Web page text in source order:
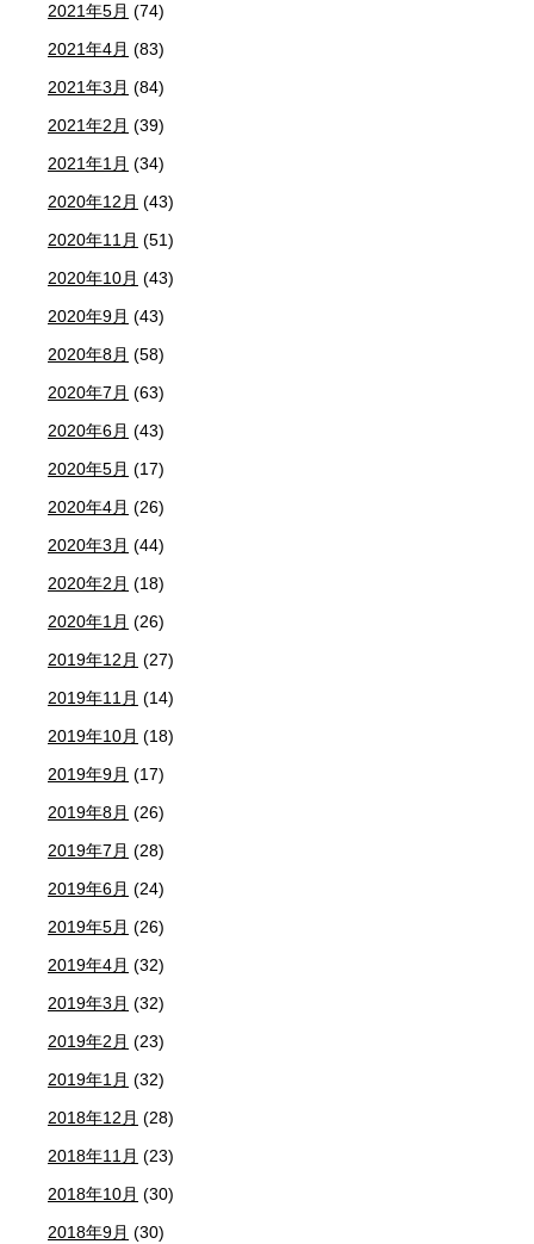
2021年5月 (74)
2021年4月 (83)
2021年3月 (84)
2021年2月 (39)
2021年1月 (34)
2020年12月 (43)
2020年11月 (51)
2020年10月 (43)
2020年9月 (43)
2020年8月 (58)
2020年7月 (63)
2020年6月 (43)
2020年5月 (17)
2020年4月 (26)
2020年3月 (44)
2020年2月 (18)
2020年1月 (26)
2019年12月 (27)
2019年11月 (14)
2019年10月 (18)
2019年9月 (17)
2019年8月 (26)
2019年7月 (28)
2019年6月 (24)
2019年5月 (26)
2019年4月 (32)
2019年3月 (32)
2019年2月 (23)
2019年1月 (32)
2018年12月 (28)
2018年11月 (23)
2018年10月 (30)
2018年9月 (30)